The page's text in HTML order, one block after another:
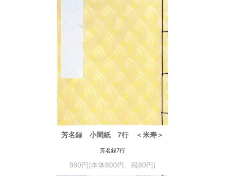
芳名録 小間紙 7行 ＜米寿＞
芳名録7行
880円(本体800円、税80円)